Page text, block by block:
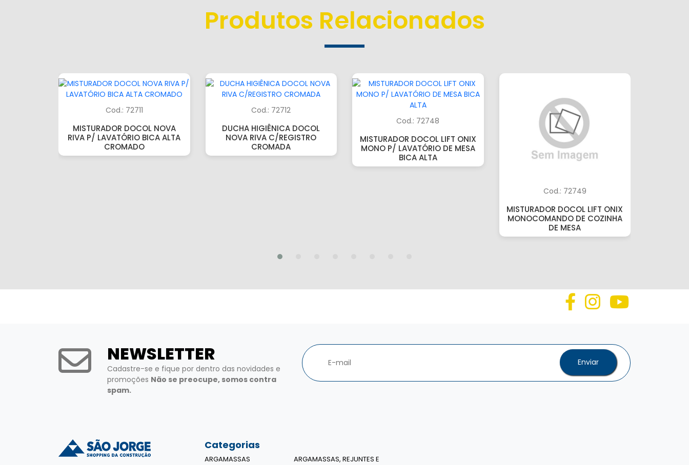
Produtos Relacionados
Cod.: 72711
MISTURADOR DOCOL NOVA
RIVA P/ LAVATÓRIO BICA ALTA
CROMADO
Cod.: 72712
DUCHA HIGIÊNICA DOCOL
NOVA RIVA C/REGISTRO
CROMADA
Cod.: 72748
MISTURADOR DOCOL LIFT ONIX
MONO P/ LAVATÓRIO DE MESA
BICA ALTA
Cod.: 72749
MISTURADOR DOCOL LIFT ONIX
MONOCOMANDO DE COZINHA
DE MESA
NEWSLETTER
Cadastre-se e fique por dentro das novidades e
promoções Não se preocupe, somos contra
spam.
Enviar
Categorias
ARGAMASSAS
ARGAMASSAS, REJUNTES E